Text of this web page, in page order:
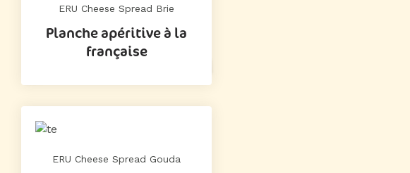
ERU Cheese Spread Brie
Planche apéritive à la
française
ERU Cheese Spread Gouda